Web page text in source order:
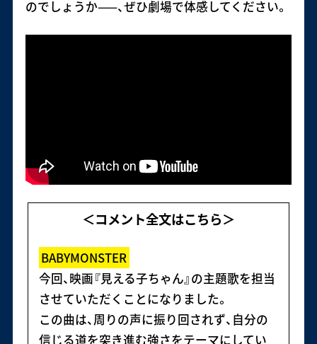
のでしょうか——、ぜひ劇場で体感してください。
＜コメント全文はこちら＞
BABYMONSTER
今回、映画『見える子ちゃん』の主題歌を担当
させていただくことになりました。
この曲は、周りの声に振り回されず、自分の
信じる道を突き進む強さをテーマにしてい